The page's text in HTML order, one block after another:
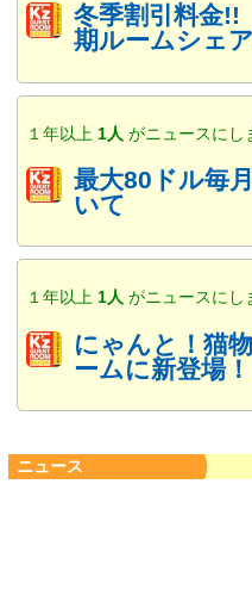
冬季割引料金
期ルームシェ
１年以上 1人 がニュースにし
最大80ドル毎
いて
１年以上 1人 がニュースにし
にゃんと！猫
ームに新登場！
ニュース